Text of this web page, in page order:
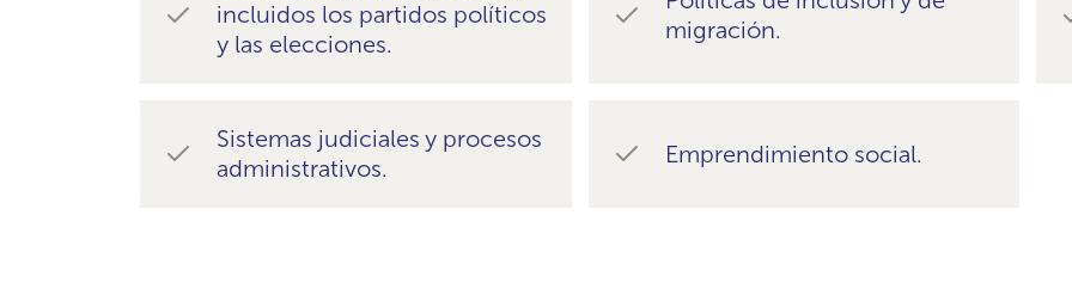
incluidos los partidos políticos
y las elecciones.
migración.
Sistemas judiciales y procesos
administrativos.
Emprendimiento social.